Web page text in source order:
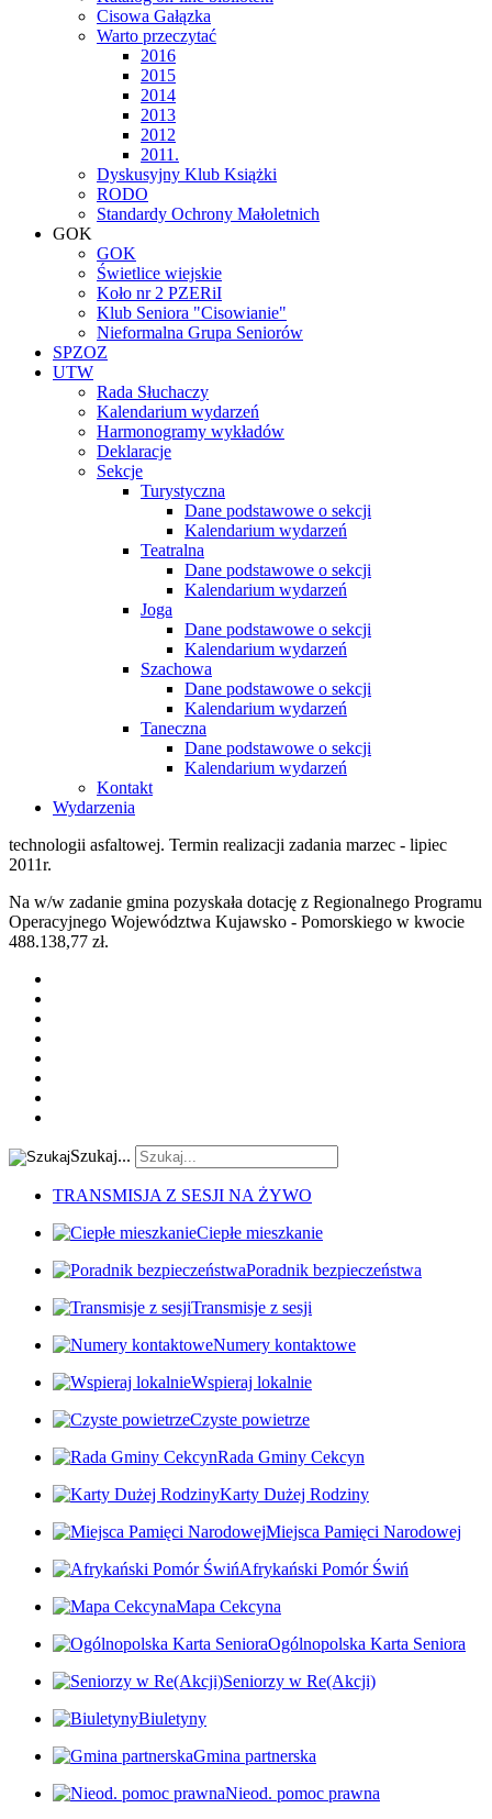
Cisowa Gałązka
Warto przeczytać
2016
2015
2014
2013
2012
2011.
Dyskusyjny Klub Książki
RODO
Standardy Ochrony Małoletnich
GOK
GOK
Świetlice wiejskie
Koło nr 2 PZERiI
Klub Seniora "Cisowianie"
Nieformalna Grupa Seniorów
SPZOZ
UTW
Rada Słuchaczy
Kalendarium wydarzeń
Harmonogramy wykładów
Deklaracje
Sekcje
Turystyczna
Dane podstawowe o sekcji
Kalendarium wydarzeń
Teatralna
Dane podstawowe o sekcji
Kalendarium wydarzeń
Joga
Dane podstawowe o sekcji
Kalendarium wydarzeń
Szachowa
Dane podstawowe o sekcji
Kalendarium wydarzeń
Taneczna
Dane podstawowe o sekcji
Kalendarium wydarzeń
Kontakt
Wydarzenia
technologii asfaltowej. Termin realizacji zadania marzec - lipiec
2011r.
Na w/w zadanie gmina pozyskała dotację z Regionalnego Programu
Operacyjnego Województwa Kujawsko - Pomorskiego w kwocie
488.138,77 zł.
Szukaj...
TRANSMISJA Z SESJI NA ŻYWO
Ciepłe mieszkanie
Poradnik bezpieczeństwa
Transmisje z sesji
Numery kontaktowe
Wspieraj lokalnie
Czyste powietrze
Rada Gminy Cekcyn
Karty Dużej Rodziny
Miejsca Pamięci Narodowej
Afrykański Pomór Świń
Mapa Cekcyna
Ogólnopolska Karta Seniora
Seniorzy w Re(Akcji)
Biuletyny
Gmina partnerska
Nieod. pomoc prawna